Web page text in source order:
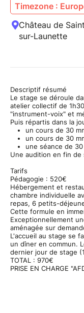
Timezone :
Château de
sur-Launette
Descriptif résumé
Le stage se déroule
atelier collectif de
"instrument-voix" et
Puis répartis dans la
un cours de 30
un cours de 30
une séance de
Une audition en fin de
Tarifs
Pédagogie : 520€
Hébergement et
chambre individuelle
repas, 6 petits-
Cette formule en
Exceptionnellement
aménagée sur
L'accueil au stage se
un dîner en commun.
dernier jour de stage
TOTAL : 970€
PRISE EN CHARGE